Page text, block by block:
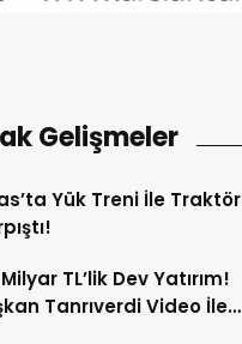
Gelişmeler
Yük Treni İle Traktör
TL’lik Dev Yatırım!
Tanrıverdi Video İle